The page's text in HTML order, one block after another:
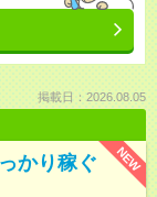
掲載日：2026.08.05
NEW
かり稼ぐ